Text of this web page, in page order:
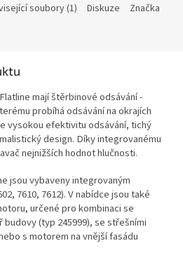
soubory (1) Diskuze Značka
mají štěrbinové odsávání -
probíhá odsávání na okrajích
vysokou efektivitu odsávání, tichý
design. Díky integrovanému
nejnižších hodnot hlučnosti.
jsou vybaveny integrovaným
7610, 7612). V nabídce jsou také
určené pro kombinaci se
(typ 245999), se střešními
s motorem na vnější fasádu